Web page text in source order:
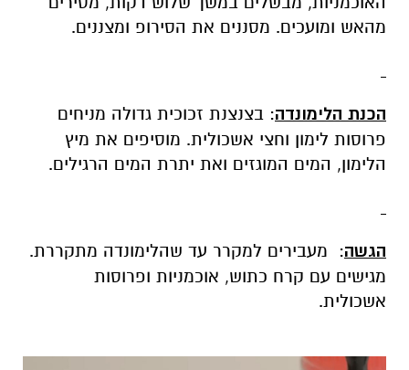
מהאש ומועכים. מסננים את הסירופ ומצננים.
הכנת הלימונדה: בצנצנת זכוכית גדולה מניחים
פרוסות לימון וחצי אשכולית. מוסיפים את מיץ
הלימון, המים המוגזים ואת יתרת המים הרגילים.
הגשה: מעבירים למקרר עד שהלימונדה מתקררת.
מגישים עם קרח כתוש, אוכמניות ופרוסות
אשכולית.